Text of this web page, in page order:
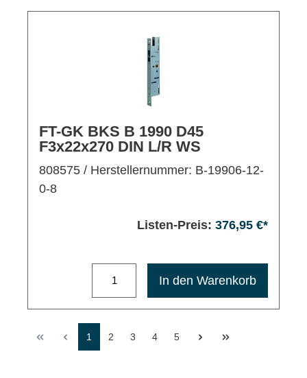
FT-GK BKS B 1990 D45
F3x22x270 DIN L/R WS
808575 / Herstellernummer: B-19906-12-
0-8
Listen-Preis: 376,95 €*
In den Warenkorb
1 2 3 4 5